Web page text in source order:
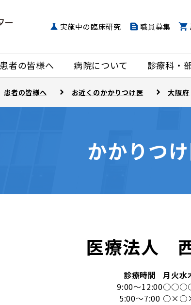
患者の皆様へ 病院について 診療科・
実施中の臨床研究 職員募集
患者の皆様へ お近くのかかりつけ医 大阪府
かかりつ
医療法人
診療時間 月火水
9:00～12:00○○○
5:00～7:00 ○× ○